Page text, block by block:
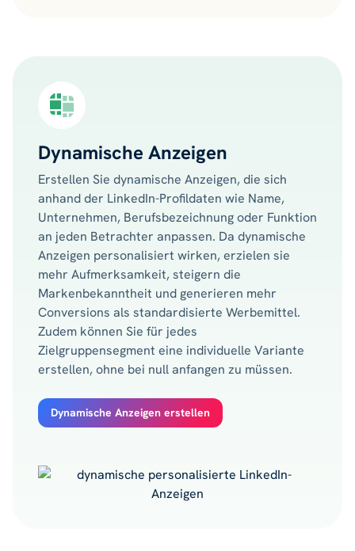
Dynamische Anzeigen
Erstellen Sie dynamische Anzeigen, die sich
anhand der LinkedIn-Profildaten wie Name,
Unternehmen, Berufsbezeichnung oder Funktion
an jeden Betrachter anpassen. Da dynamische
Anzeigen personalisiert wirken, erzielen sie
mehr Aufmerksamkeit, steigern die
Markenbekanntheit und generieren mehr
Conversions als standardisierte Werbemittel.
Zudem können Sie für jedes
Zielgruppensegment eine individuelle Variante
erstellen, ohne bei null anfangen zu müssen.
Dynamische Anzeigen erstellen